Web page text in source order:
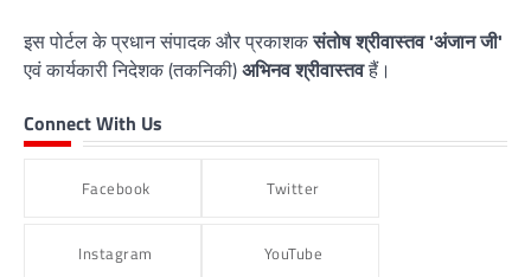
इस पोर्टल के प्रधान संपादक और प्रकाशकसंतोष श्रीवास्तव 'अंजान जी'
एवं कार्यकारी निदेशक (तकनिकी)अभिनव श्रीवास्तवहैं।
Connect With Us
Facebook Twitter
Instagram YouTube